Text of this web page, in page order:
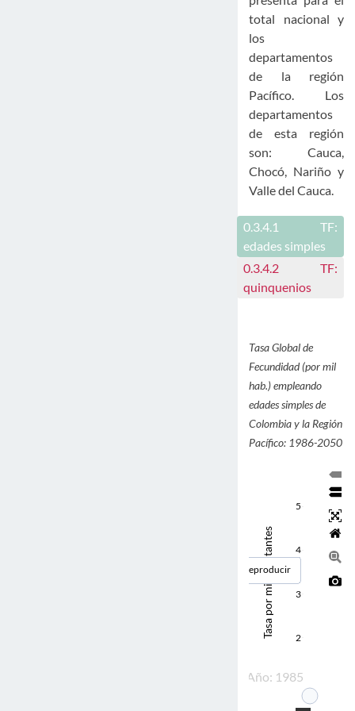
total nacional y
los
departamentos
de la región
Pacífico. Los
departamentos
de esta región
son: Cauca,
Chocó, Nariño y
Valle del Cauca.
0.3.4.1
TF:
edades simples
0.3.4.2 TF:
quinquenios
2
3
4
5
Año: 1985
Tasa por mil habitantes
Reproducir
Tasa Global de
Fecundidad (por mil
hab.) empleando
edades simples de
Colombia y la Región
Pacífico: 1986-2050